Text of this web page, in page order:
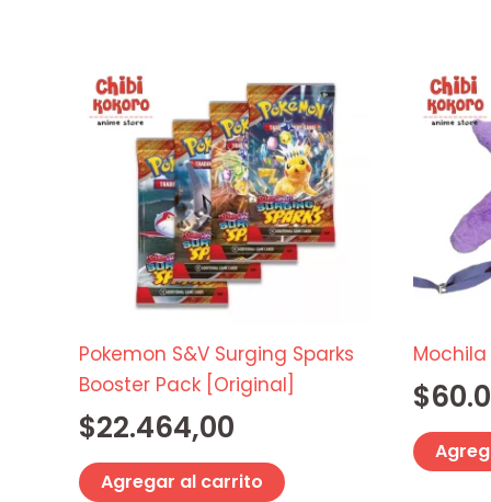
Pokemon S&V Surging Sparks
Booster Pack [Original]
$22.464,00
Agregar al carrito
$